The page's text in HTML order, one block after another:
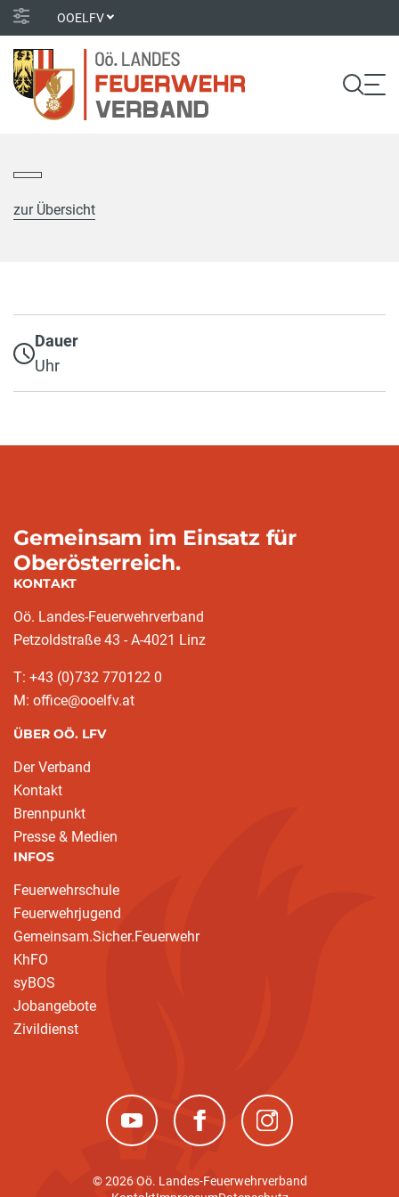
OOELFV
zur Übersicht
Dauer
Uhr
Gemeinsam im Einsatz für
Oberösterreich.
KONTAKT
Oö. Landes-Feuerwehrverband
Petzoldstraße 43 - A-4021 Linz
T: +43 (0)732 770122 0
M: office@ooelfv.at
ÜBER OÖ. LFV
Der Verband
Kontakt
Brennpunkt
Presse & Medien
INFOS
Feuerwehrschule
Feuerwehrjugend
Gemeinsam.Sicher.Feuerwehr
KhFO
syBOS
Jobangebote
Zivildienst
(neues Fenster)(neues Fenster)(neues Fenster)
© 2026 Oö. Landes-Feuerwehrverband